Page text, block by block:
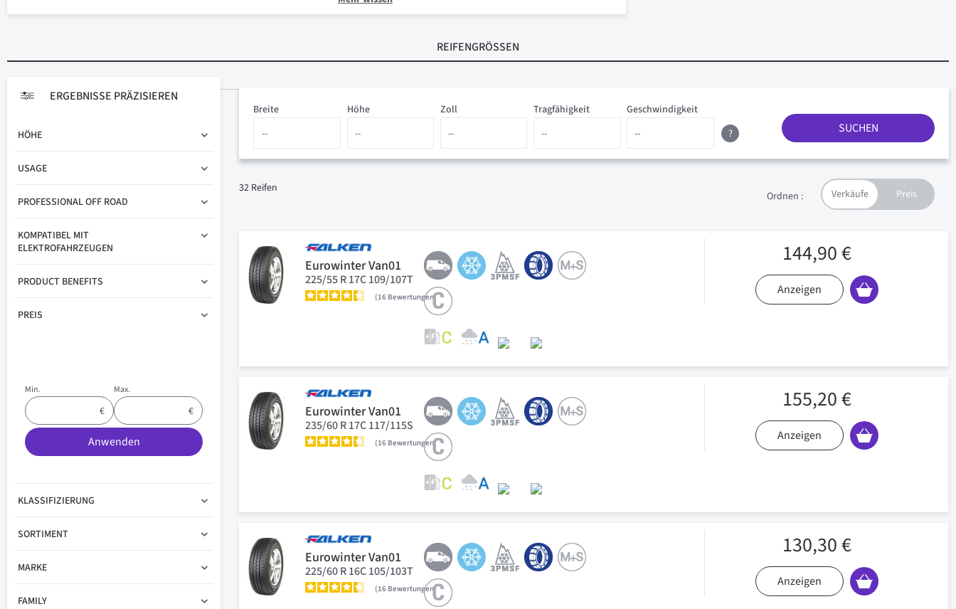
REIFENGRÖSSEN
Zoll
Höhe Tragfähigkeit Geschwindigkeit
Breite
?
SUCHEN
32 Reifen
Ordnen :
Eurowinter Van01
225/55 R 17C 109/107T
16 Bewertungen
144,90 €
Anzeigen
Eurowinter Van01
235/60 R 17C 117/115S
16 Bewertungen
155,20 €
Anzeigen
Eurowinter Van01
225/60 R 16C 105/103T
16 Bewertungen
130,30 €
Anzeigen
ERGEBNISSE PRÄZISIEREN
HÖHE
USAGE
PROFESSIONAL OFF ROAD
KOMPATIBEL MIT
ELEKTROFAHRZEUGEN
PRODUCT BENEFITS
PREIS
Min. Max.
Anwenden
KLASSIFIZIERUNG
SORTIMENT
MARKE
FAMILY